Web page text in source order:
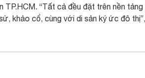
“Tất cả đều đặt trên nền tảng
khảo cổ, cùng với di sản ký ức đô